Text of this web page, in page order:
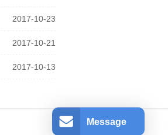
2017-10-23
2017-10-21
2017-10-13
Message